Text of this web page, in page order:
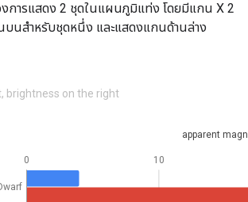
การแสดง 2 ชุดในแผนภูมิแท่ง โดยมีแกน X 2
นสำหรับชุดหนึ่ง และแสดงแกนด้านล่าง